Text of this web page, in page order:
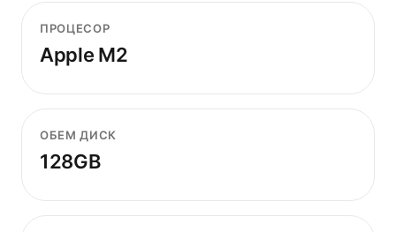
ПРОЦЕСОР
Apple M2
ОБЕМ ДИСК
128GB